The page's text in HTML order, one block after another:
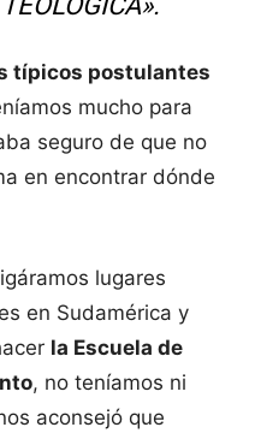
típicos postulantes
mucho para
seguro de que no
en encontrar dónde
lugares
en Sudamérica y
la Escuela de
, no teníamos ni
aconsejó que